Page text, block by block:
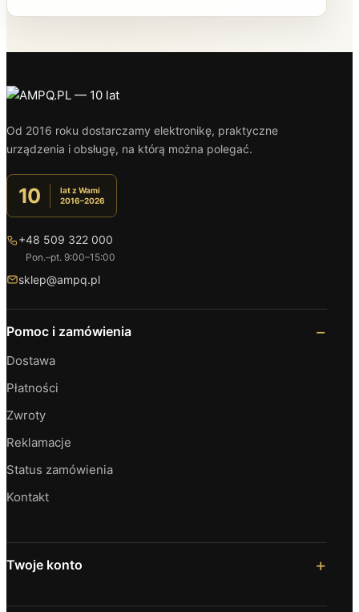
Od 2016 roku dostarczamy elektronikę, praktyczne
urządzenia i obsługę, na którą można polegać.
10
lat z Wami
2016–2026
+48 509 322 000
Pon.–pt. 9:00–15:00
sklep@ampq.pl
Pomoc i zamówienia
Dostawa
Płatności
Zwroty
Reklamacje
Status zamówienia
Kontakt
Twoje konto